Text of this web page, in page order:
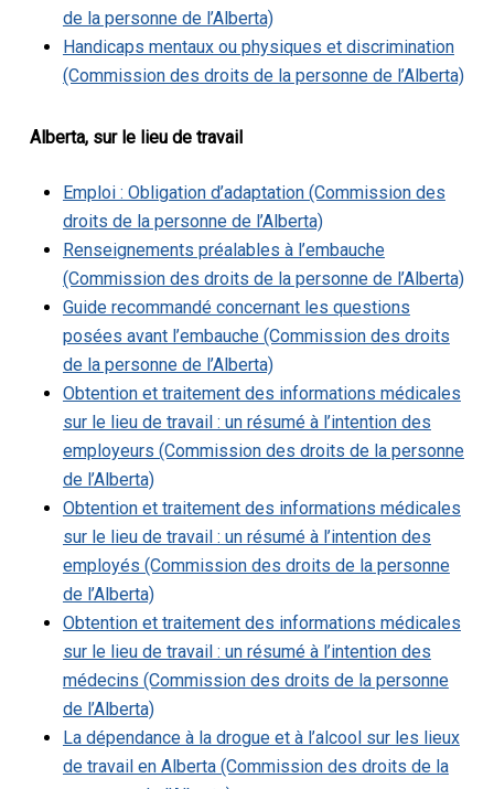
de la personne de l’Alberta)
Handicaps mentaux ou physiques et discrimination
(Commission des droits de la personne de l’Alberta)
Alberta, sur le lieu de travail
Emploi : Obligation d’adaptation (Commission des
droits de la personne de l’Alberta)
Renseignements préalables à l’embauche
(Commission des droits de la personne de l’Alberta)
Guide recommandé concernant les questions
posées avant l’embauche (Commission des droits
de la personne de l’Alberta)
Obtention et traitement des informations médicales
sur le lieu de travail : un résumé à l’intention des
employeurs (Commission des droits de la personne
de l’Alberta)
Obtention et traitement des informations médicales
sur le lieu de travail : un résumé à l’intention des
employés (Commission des droits de la personne
de l’Alberta)
Obtention et traitement des informations médicales
sur le lieu de travail : un résumé à l’intention des
médecins (Commission des droits de la personne
de l’Alberta)
La dépendance à la drogue et à l’alcool sur les lieux
de travail en Alberta (Commission des droits de la